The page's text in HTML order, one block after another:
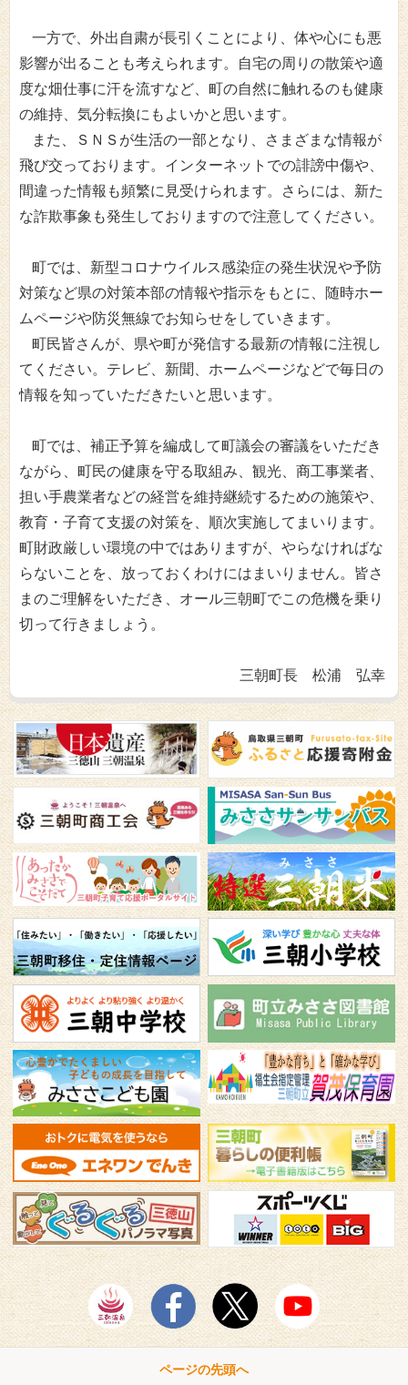
一方で、外出自粛が長引くことにより、体や心にも悪
影響が出ることも考えられます。自宅の周りの散策や適
度な畑仕事に汗を流すなど、町の自然に触れるのも健康
の維持、気分転換にもよいかと思います。
また、ＳＮＳが生活の一部となり、さまざまな情報が
飛び交っております。インターネットでの誹謗中傷や、
間違った情報も頻繁に見受けられます。さらには、新た
な詐欺事象も発生しておりますので注意してください。
町では、新型コロナウイルス感染症の発生状況や予防
対策など県の対策本部の情報や指示をもとに、随時ホー
ムページや防災無線でお知らせをしていきます。
町民皆さんが、県や町が発信する最新の情報に注視し
てください。テレビ、新聞、ホームページなどで毎日の
情報を知っていただきたいと思います。
町では、補正予算を編成して町議会の審議をいただき
ながら、町民の健康を守る取組み、観光、商工事業者、
担い手農業者などの経営を維持継続するための施策や、
教育・子育て支援の対策を、順次実施してまいります。
町財政厳しい環境の中ではありますが、やらなければな
らないことを、 放っておくわけにはまいりません。 皆さ
まのご理解をいただき、オール三朝町でこの危機を乗り
切って行きましょう。
三朝町長 松浦 弘幸
ページの先頭へ